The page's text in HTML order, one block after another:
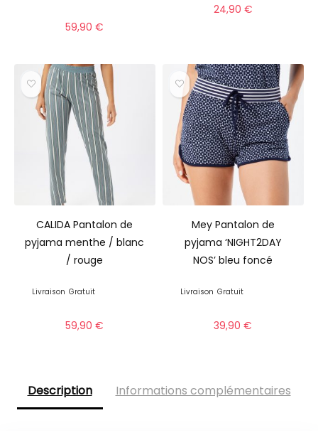
59,90€
24,90 €
CALIDA Pantalon de
pyjama menthe / blanc
/ rouge
Livraison Gratuit
59,90€
Mey Pantalon de
pyjama ‘NIGHT2DAY
NOS’ bleu foncé
Livraison Gratuit
39,90€
Description Informations complémentaires